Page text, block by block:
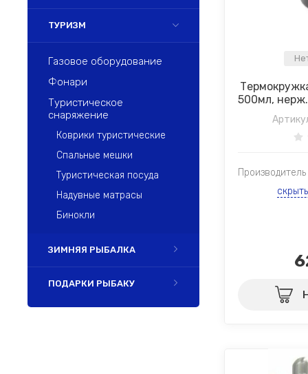
ТУРИЗМ
Газовое оборудование
Фонари
Туристическое
снаряжение
Коврики туристические
Спальные мешки
Туристическая посуда
Надувные матрасы
Бинокли
ЗИМНЯЯ РЫБАЛКА
ПОДАРКИ РЫБАКУ
500мл,
Производитель